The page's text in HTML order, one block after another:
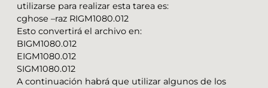
utilizarse para realizar esta tarea es:
cghose –raz RIGM1080.012
Esto convertirá el archivo en:
BIGM1080.012
EIGM1080.012
SIGM1080.012
A continuación habrá que utilizar algunos de los